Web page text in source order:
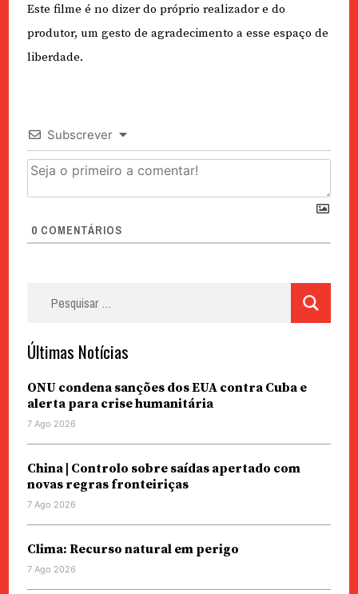
Este filme é no dizer do próprio realizador e do
produtor, um gesto de agradecimento a esse espaço de
liberdade.
Subscrever
0 COMENTÁRIOS
Últimas Notícias
ONU condena sanções dos EUA contra Cuba e
alerta para crise humanitária
7 Ago 2026
China | Controlo sobre saídas apertado com
novas regras fronteiriças
7 Ago 2026
Clima: Recurso natural em perigo
7 Ago 2026